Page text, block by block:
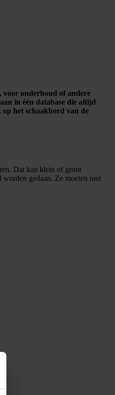
voor onderhoud of andere
in één database die altijd
het schaakbord van de
Dat kan klein of groot
gedaan. Ze moeten niet